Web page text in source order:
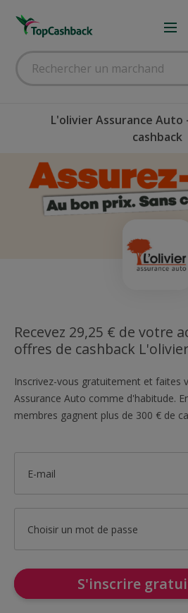
L'olivier Assurance Auto
cashback
Recevez 29,25 € de votre
offres de cashback
Inscrivez-vous gratuitement et faites
Assurance Auto comme d'habitude.
membres gagnent plus de 300 € de
E-mail
Choisir un mot de passe
S'inscrire